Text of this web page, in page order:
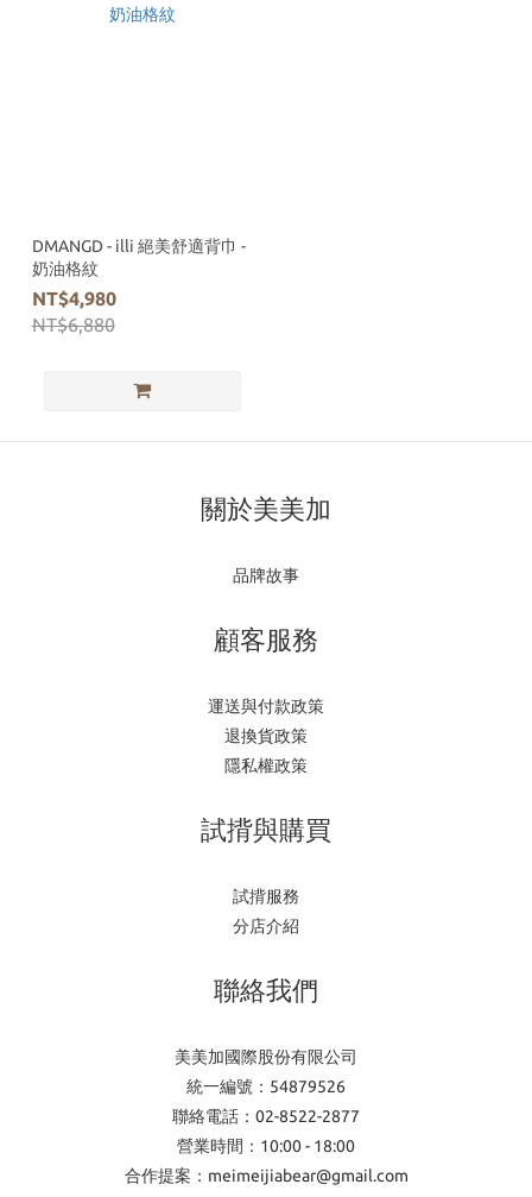
DMANGD - illi 絕美舒適背巾 -
奶油格紋
NT$4,980
NT$6,880
關於美美加
品牌故事
顧客服務
運送與付款政策
退換貨政策
隱私權政策
試揹與購買
試揹服務
分店介紹
聯絡我們
美美加國際股份有限公司
統一編號：54879526
聯絡電話：02-8522-2877
營業時間：10:00 - 18:00
合作提案：meimeijiabear@gmail.com